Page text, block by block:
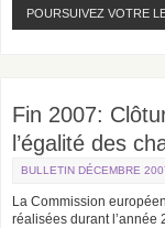
POURSUIVEZ VOTRE
Fin 2007:
l’égalité des
BULLETIN DÉCEMBRE
La Commission
réalisées durant l’année